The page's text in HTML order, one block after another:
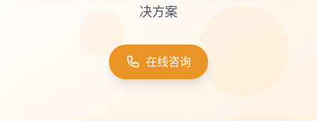
决方案
在线咨询